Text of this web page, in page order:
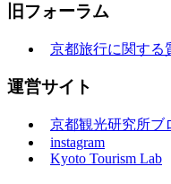
旧フォーラム
京都旅行に関する
運営サイト
京都観光研究所ブ
instagram
Kyoto Tourism Lab